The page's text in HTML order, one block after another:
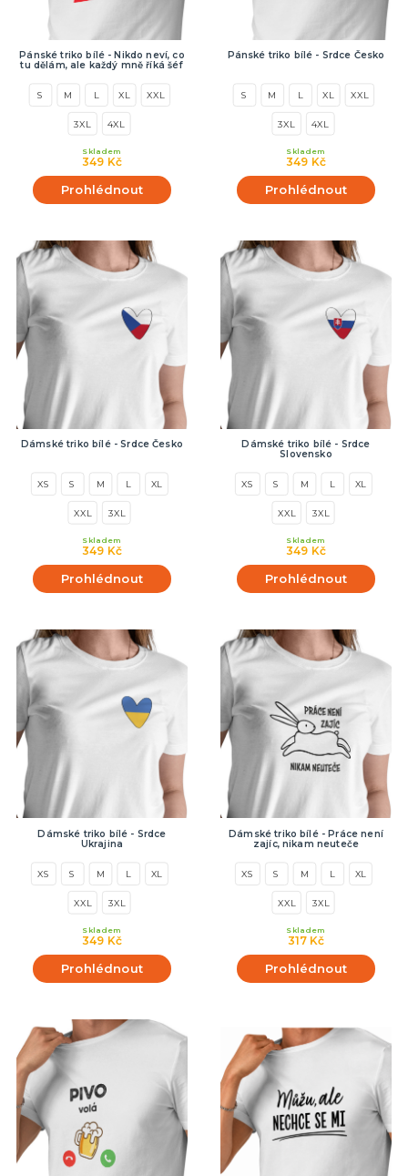
Pánské triko bílé - Nikdo neví, co
tu dělám, ale každý mně říká šéf
S M L XL XXL
3XL 4XL
349 Kč
Skladem
Prohlédnout
Pánské triko bílé - Srdce Česko
S M L XL XXL
3XL 4XL
349 Kč
Skladem
Prohlédnout
Dámské triko bílé - Srdce Česko
XS S M L XL
XXL 3XL
349 Kč
Skladem
Prohlédnout
Dámské triko bílé - Srdce
Slovensko
XS S M L XL
XXL 3XL
349 Kč
Skladem
Prohlédnout
Dámské triko bílé - Srdce
Ukrajina
XS S M L XL
XXL 3XL
349 Kč
Skladem
Prohlédnout
Dámské triko bílé - Práce není
zajíc, nikam neuteče
XS S M L XL
XXL 3XL
317 Kč
Skladem
Prohlédnout